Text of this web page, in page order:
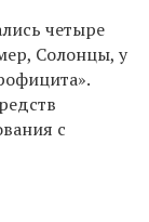
четыре
Солонцы, у
с